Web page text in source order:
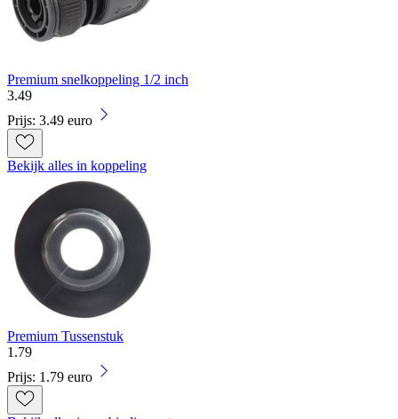
Premium snelkoppeling 1/2 inch
3.49
Prijs: 3.49 euro
Bekijk alles in koppeling
Premium Tussenstuk
1 .79
Prijs: 1.79 euro